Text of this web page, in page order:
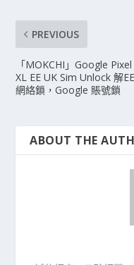
PREVIOUS
「MOKCHI」Google Pixel
XL EE UK Sim Unlock 解EE
網絡鎖，Google 賬號鎖
ABOUT THE